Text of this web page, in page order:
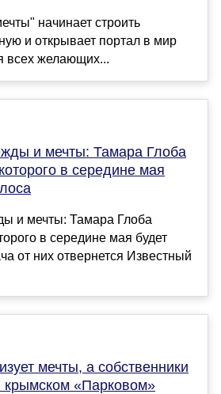
начинает строить
и открывает портал в мир
всех желающих...
и мечты: Тамара Глоба
в середине мая
и мечты: Тамара Глоба
в середине мая будет
от них отвернется Известный
мечты, а собственники
крымском «Парковом»